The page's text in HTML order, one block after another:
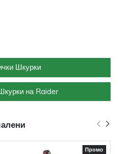
Шкурки
на Raider
Промо